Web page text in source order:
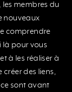
membres du
nouveaux
comprendre
là pour vous
à les réaliser à
des liens,
ce sont avant